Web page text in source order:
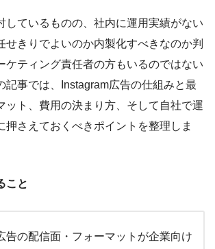
しているものの、社内に運用実績がない
せきりでよいのか内製化すべきなのか判
ケティング責任者の方もいるのではない
記事では、Instagram広告の仕組みと最
ット、費用の決まり方、そして自社で運
押さえておくべきポイントを整理しま
こと
告の配信面・フォーマットが企業向け